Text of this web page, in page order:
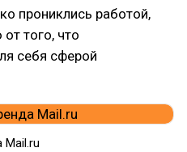
прониклись работой,
того, что
себя сферой